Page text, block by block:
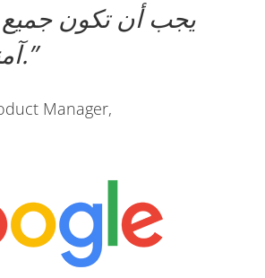
يجب أن تكون جميع
آمنة افتراضيًا.
Manager,